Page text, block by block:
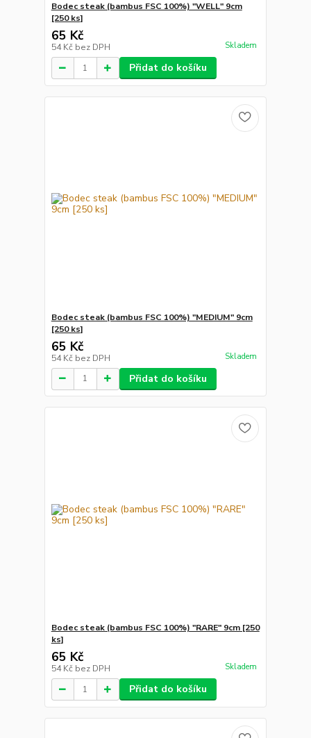
Bodec steak (bambus FSC 100%) "WELL" 9cm
[250 ks]
65 Kč
54 Kč bez DPH Skladem
Přidat do košíku
Bodec steak (bambus FSC 100%) "MEDIUM" 9cm
[250 ks]
65 Kč
54 Kč bez DPH Skladem
Přidat do košíku
Bodec steak (bambus FSC 100%) "RARE" 9cm [250
ks]
65 Kč
54 Kč bez DPH Skladem
Přidat do košíku